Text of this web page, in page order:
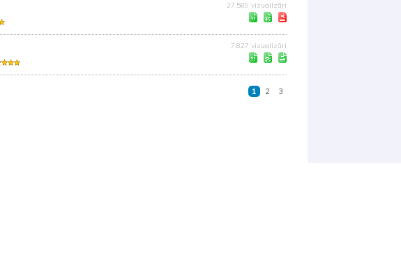
27.589 vizualizări
7.827 vizualizări
1 2 3